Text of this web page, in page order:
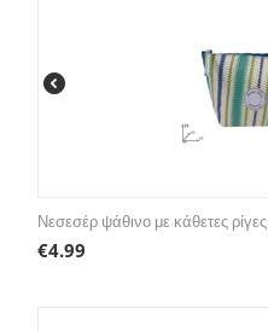
Νεσεσέρ ψάθινο με κάθετες
€4.99